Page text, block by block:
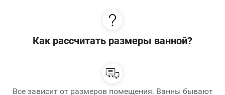
Как рассчитать размеры ванной?
Все зависит от размеров помещения. Ванны бывают